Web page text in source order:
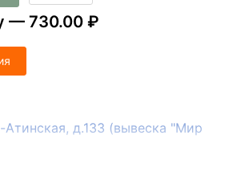
— 730.00 ₽
Атинская, д.133 (вывеска "Мир
с 10:00 до 16:00